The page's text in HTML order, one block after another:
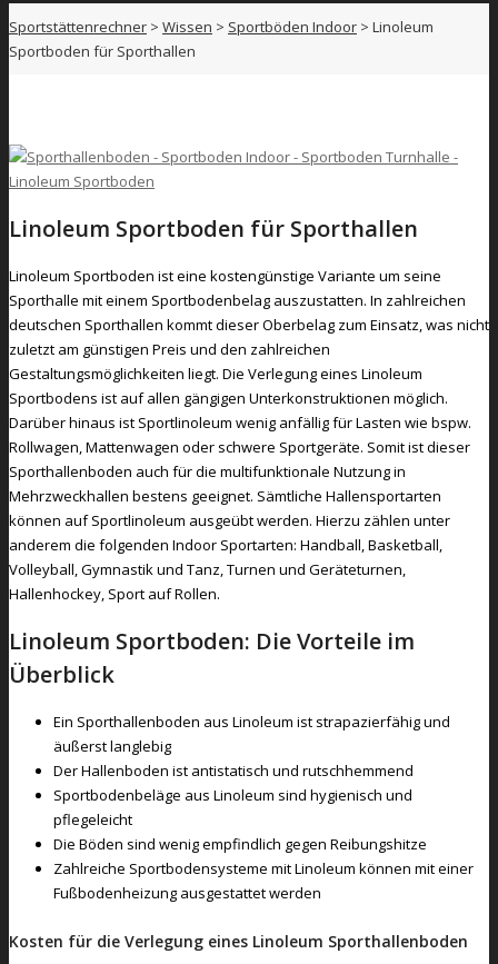
Sportstättenrechner > Wissen > Sportböden Indoor > Linoleum
Sportboden für Sporthallen
Linoleum Sportboden für Sporthallen
Linoleum Sportboden ist eine kostengünstige Variante um seine
Sporthalle mit einem Sportbodenbelag auszustatten. In zahlreichen
deutschen Sporthallen kommt dieser Oberbelag zum Einsatz, was nicht
zuletzt am günstigen Preis und den zahlreichen
Gestaltungsmöglichkeiten liegt. Die Verlegung eines Linoleum
Sportbodens ist auf allen gängigen Unterkonstruktionen möglich.
Darüber hinaus ist Sportlinoleum wenig anfällig für Lasten wie bspw.
Rollwagen, Mattenwagen oder schwere Sportgeräte. Somit ist dieser
Sporthallenboden auch für die multifunktionale Nutzung in
Mehrzweckhallen bestens geeignet. Sämtliche Hallensportarten
können auf Sportlinoleum ausgeübt werden. Hierzu zählen unter
anderem die folgenden Indoor Sportarten: Handball, Basketball,
Volleyball, Gymnastik und Tanz, Turnen und Geräteturnen,
Hallenhockey, Sport auf Rollen.
Linoleum Sportboden: Die Vorteile im
Überblick
Ein Sporthallenboden aus Linoleum ist strapazierfähig und
äußerst langlebig
Der Hallenboden ist antistatisch und rutschhemmend
Sportbodenbeläge aus Linoleum sind hygienisch und
pflegeleicht
Die Böden sind wenig empfindlich gegen Reibungshitze
Zahlreiche Sportbodensysteme mit Linoleum können mit einer
Fußbodenheizung ausgestattet werden
Kosten für die Verlegung eines Linoleum Sporthallenboden